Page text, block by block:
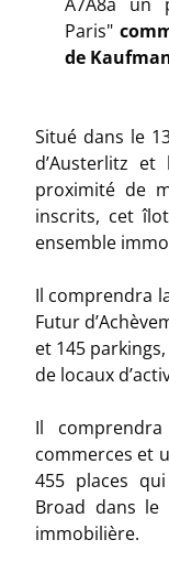
Paris"
de
Situé dans le
d’Austerlitz
proximité de
inscrits, cet
ensemble
Il comprendra
Futur
et 145
de locaux
Il
commerces et
455 places
Broad dans
immobilière.